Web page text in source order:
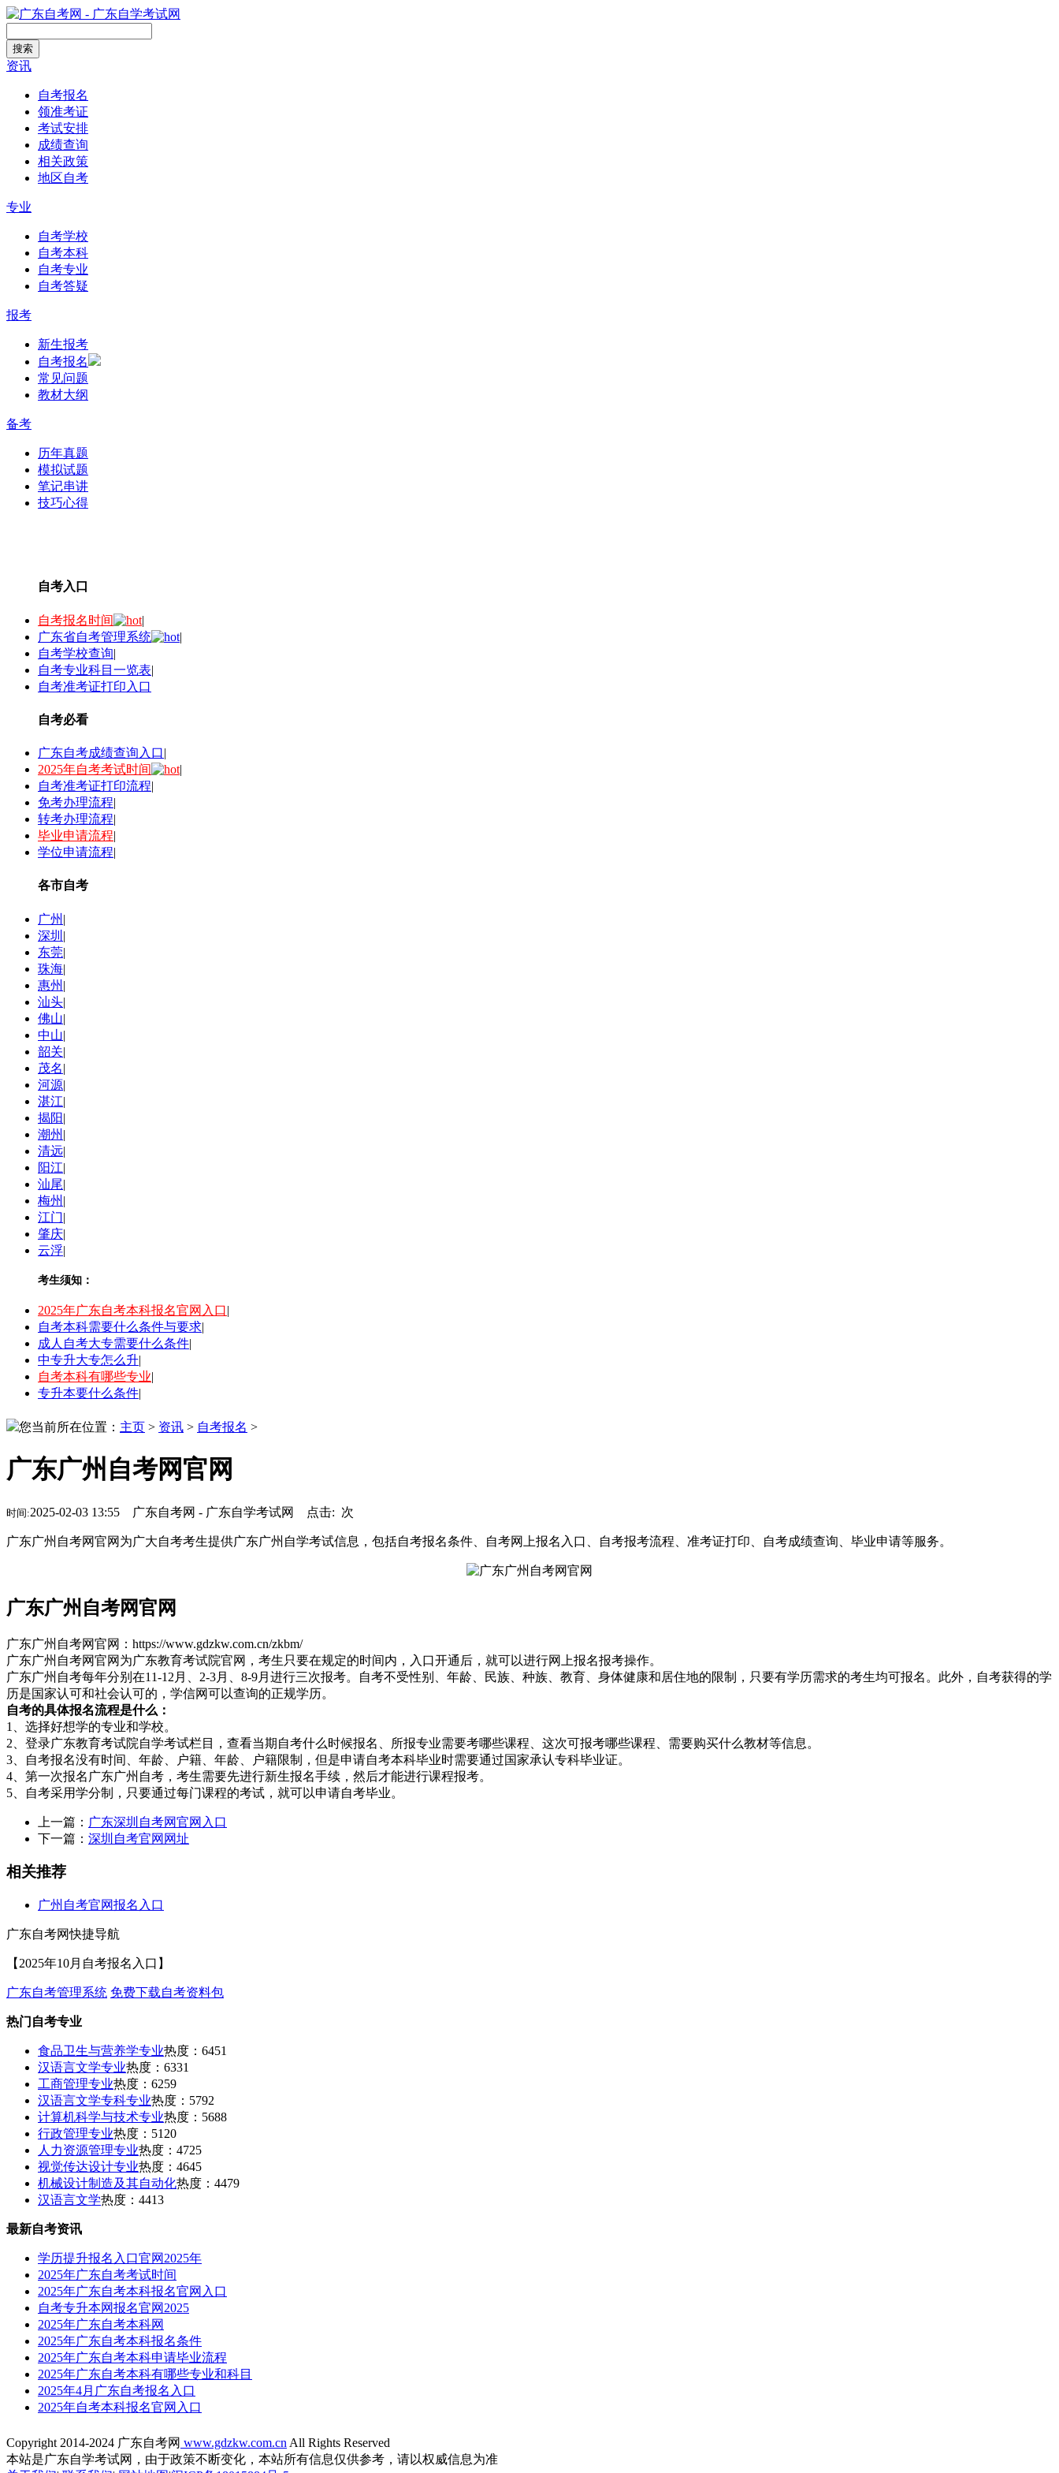
搜索
资讯
自考报名
领准考证
考试安排
成绩查询
相关政策
地区自考
专业
自考学校
自考本科
自考专业
自考答疑
报考
新生报考
自考报名
常见问题
教材大纲
备考
历年真题
模拟试题
笔记串讲
技巧心得
自考入口
自考报名时间
|
广东省自考管理系统
|
自考学校查询|
自考专业科目一览表|
自考准考证打印入口
自考必看
广东自考成绩查询入口|
2025年自考考试时间
|
自考准考证打印流程|
免考办理流程|
转考办理流程|
毕业申请流程|
学位申请流程|
各市自考
广州 |
深圳 |
东莞|
珠海|
惠州 |
汕头|
佛山|
中山|
韶关|
茂名|
河源|
湛江|
揭阳|
潮州 |
清远|
阳江|
汕尾|
梅州 |
江门|
肇庆|
云浮|
考生须知：
2025年广东自考本科报名官网入口|
自考本科需要什么条件与要求|
成人自考大专需要什么条件|
中专升大专怎么升|
自考本科有哪些专业|
专升本要什么条件|
您当前所在位置： 主页 > 资讯 > 自考报名 >
广东广州自考网官网
时间:2025-02-03 13:55 广东自考网 - 广东自学考试网 点击: 次
广东广州自考网官网为广大自考考生提供广东广州自学考试信息，包括自考报名条件、自考网上报名入口、自考报考流程、准考证打印、自考成绩查询、毕业申请等服务。
广东广州自考网官网
广东广州自考网官网：https://www.gdzkw.com.cn/zkbm/
广东广州自考网官网为广东教育考试院官网，考生只要在规定的时间内，入口开通后，就可以进行网上报名报考操作。
广东广州自考每年分别在11-12月、2-3月、8-9月进行三次报考。自考不受性别、年龄、民族、种族、教育、身体健康和居住地的限制，只要有学历需求的考生均可报名。此外，自考获得的学
历是国家认可和社会认可的，学信网可以查询的正规学历。
自考的具体报名流程是什么：
1、选择好想学的专业和学校。
2、登录广东教育考试院自学考试栏目，查看当期自考什么时候报名、所报专业需要考哪些课程、这次可报考哪些课程、需要购买什么教材等信息。
3、自考报名没有时间、年龄、户籍、年龄、户籍限制，但是申请自考本科毕业时需要通过国家承认专科毕业证。
4、第一次报名广东广州自考，考生需要先进行新生报名手续，然后才能进行课程报考。
5、自考采用学分制，只要通过每门课程的考试，就可以申请自考毕业。
上一篇： 广东深圳自考网官网入口
下一篇： 深圳自考官网网址
相关推荐
广州自考官网报名入口
广东自考网快捷导航
【2025年10月自考报名入口】
广东自考管理系统 免费下载自考资料包
热门自考专业
食品卫生与营养学专业热度：6451
汉语言文学专业热度：6331
工商管理专业热度：6259
汉语言文学专科专业热度：5792
计算机科学与技术专业热度：5688
行政管理专业热度：5120
人力资源管理专业热度：4725
视觉传达设计专业热度：4645
机械设计制造及其自动化热度：4479
汉语言文学热度：4413
最新自考资讯
学历提升报名入口官网2025年
2025年广东自考考试时间
2025年广东自考本科报名官网入口
自考专升本网报名官网2025
2025年广东自考本科网
2025年广东自考本科报名条件
2025年广东自考本科申请毕业流程
2025年广东自考本科有哪些专业和科目
2025年4月广东自考报名入口
2025年自考本科报名官网入口
Copyright 2014-2024 广东自考网 www.gdzkw.com.cn All Rights Reserved
本站是广东自学考试网，由于政策不断变化，本站所有信息仅供参考，请以权威信息为准